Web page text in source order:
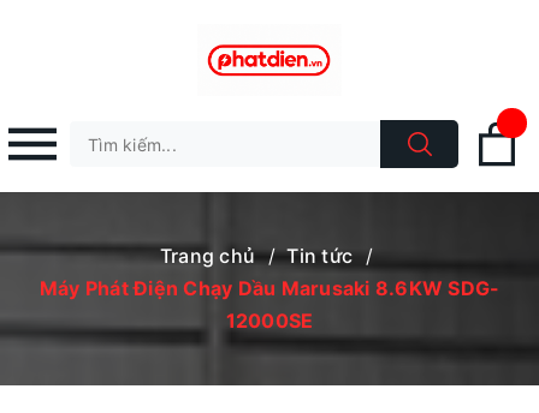
Trang chủ / Tin tức /
Máy Phát Điện Chạy Dầu Marusaki 8.6KW SDG-
12000SE